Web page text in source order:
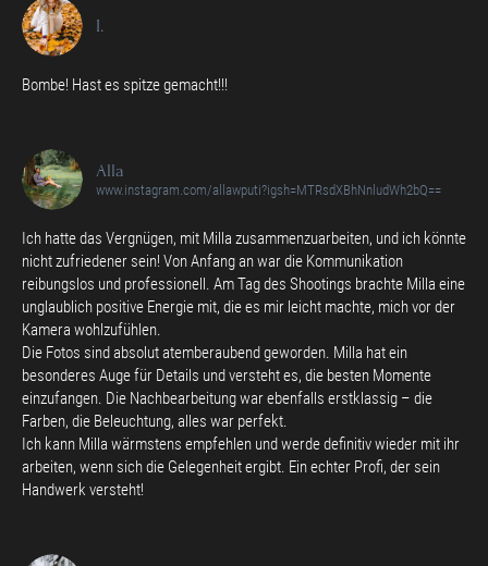
I.
Bombe! Hast es spitze gemacht!!!
Alla
www.instagram.com/allawputi?igsh=MTRsdXBhNnludWh2bQ==
Ich hatte das Vergnügen, mit Milla zusammenzuarbeiten, und ich könnte
nicht zufriedener sein! Von Anfang an war die Kommunikation
reibungslos und professionell. Am Tag des Shootings brachte Milla eine
unglaublich positive Energie mit, die es mir leicht machte, mich vor der
Kamera wohlzufühlen.
Die Fotos sind absolut atemberaubend geworden. Milla hat ein
besonderes Auge für Details und versteht es, die besten Momente
einzufangen. Die Nachbearbeitung war ebenfalls erstklassig – die
Farben, die Beleuchtung, alles war perfekt.
Ich kann Milla wärmstens empfehlen und werde definitiv wieder mit ihr
arbeiten, wenn sich die Gelegenheit ergibt. Ein echter Profi, der sein
Handwerk versteht!